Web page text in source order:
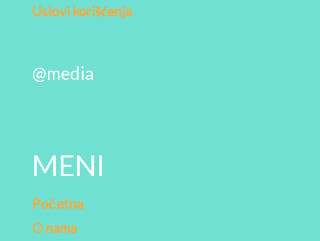
Uslovi korišćenja
@media
MENI
Početna
O nama